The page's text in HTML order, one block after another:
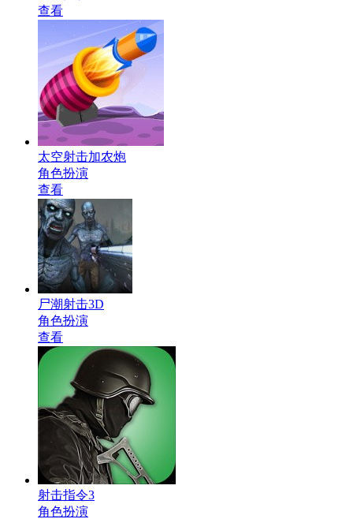
查看
太空射击加农炮
角色扮演
查看
尸潮射击3D
角色扮演
查看
射击指令3
角色扮演